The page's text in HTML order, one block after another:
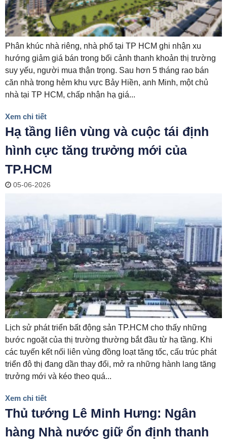
Phân khúc nhà riêng, nhà phố tại TP HCM ghi nhận xu
hướng giảm giá bán trong bối cảnh thanh khoản thị trường
suy yếu, người mua thận trọng. Sau hơn 5 tháng rao bán
căn nhà trong hẻm khu vực Bảy Hiền, anh Minh, một chủ
nhà tại TP HCM, chấp nhận hạ giá...
Xem chi tiết
Hạ tầng liên vùng và cuộc tái định
hình cực tăng trưởng mới của
TP.HCM
05-06-2026
Lịch sử phát triển bất động sản TP.HCM cho thấy những
bước ngoặt của thị trường thường bắt đầu từ hạ tầng. Khi
các tuyến kết nối liên vùng đồng loạt tăng tốc, cấu trúc phát
triển đô thị đang dần thay đổi, mở ra những hành lang tăng
trưởng mới và kéo theo quá...
Xem chi tiết
Thủ tướng Lê Minh Hưng: Ngân
hàng Nhà nước giữ ổn định thanh